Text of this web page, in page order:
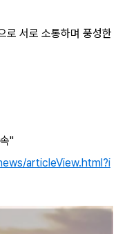
로 서로 소통하며 풍성한
"
articleView.html?i